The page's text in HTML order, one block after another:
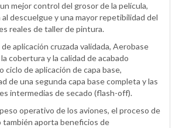
mejor control del grosor de la película,
descuelgue y una mayor repetibilidad del
reales de taller de pintura.
aplicación cruzada validada, Aerobase
cobertura y la calidad de acabado
ciclo de aplicación de capa base,
de una segunda capa base completa y las
intermedias de secado (flash-off).
operativo de los aviones, el proceso de
también aporta beneficios de